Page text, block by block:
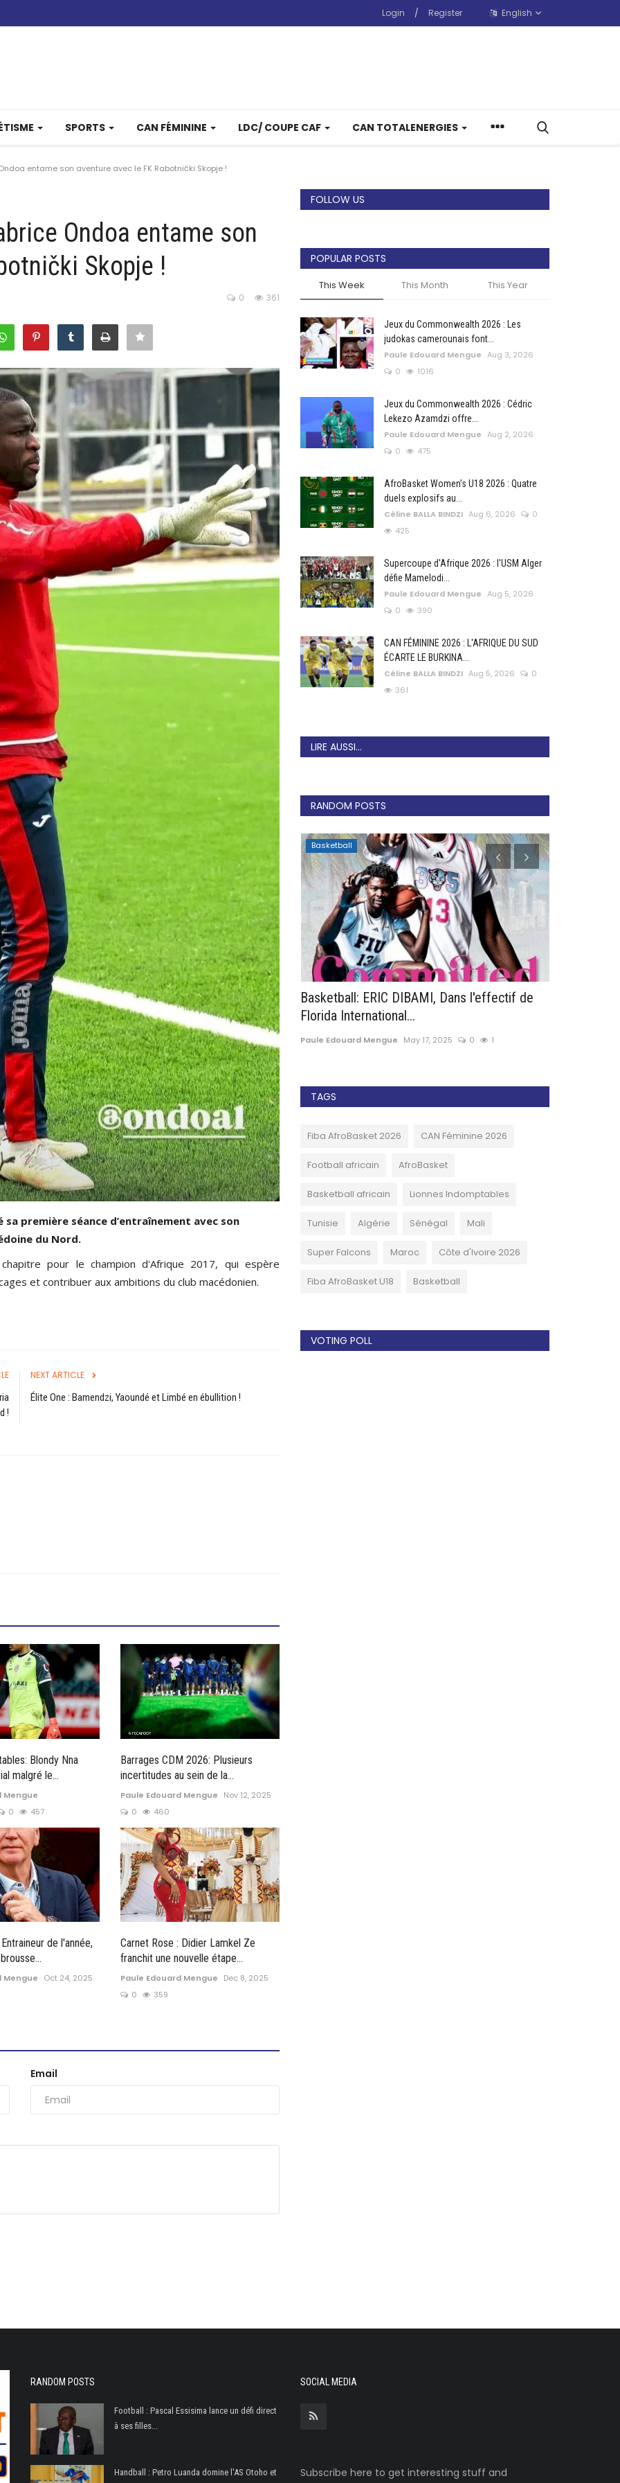
Login / Register English
SPORTS CAN FÉMININE LDC/ COUPE CAF CAN TOTALENERGIES
entame son aventure avec le FK Rabotnički Skopje !
Ondoa entame son
Skopje !
361
0
première séance d’entraînement avec son
du Nord.
pour le champion d'Afrique 2017, qui espère
et contribuer aux ambitions du club macédonien.
!
NEXT ARTICLE
Élite One : Bamendzi, Yaoundé et Limbé en ébullition !
Blondy Nna
malgré le...
Mengue
0 457
Barrages CDM 2026: Plusieurs
incertitudes au sein de la...
Paule Edouard Mengue
Nov 12, 2025
0
460
de l'année,
Mengue
Oct 24, 2025
Carnet Rose : Didier Lamkel Ze
franchit une nouvelle étape...
Paule Edouard Mengue
Dec 8, 2025
0
359
Email
FOLLOW US
POPULAR POSTS
This Week This Month This Year
Jeux du Commonwealth 2026 : Les
judokas camerounais font...
Paule Edouard Mengue Aug 3, 2026
0
1016
Jeux du Commonwealth 2026 : Cédric
Lekezo Azamdzi offre...
Paule Edouard Mengue Aug 2, 2026
0
475
AfroBasket Women’s U18 2026 : Quatre
duels explosifs au...
Céline BALLA BINDZI Aug 6, 2026
0
425
Supercoupe d'Afrique 2026 : l'USM Alger
défie Mamelodi...
Paule Edouard Mengue Aug 5, 2026
0
390
CAN FÉMININE 2026 : L'AFRIQUE DU SUD
ÉCARTE LE BURKINA...
Céline BALLA BINDZI Aug 5, 2026
0
361
LIRE AUSSI...
RANDOM POSTS
Easter Cup Patricia Berthelot : 12 académies
prêtes à enflammer...
Paule Edouard Mengue Mar 5, 2026 0 246
Basketball
Basketball: ERIC DIBAMI, Dans l'effectif de
Florida International...
Paule Edouard Mengue May 17, 2025 0 1
TAGS
Fiba AfroBasket 2026 CAN Féminine 2026
Football africain AfroBasket
Basketball africain Lionnes Indomptables
Tunisie Algérie Sénégal Mali
Super Falcons Maroc Côte d'Ivoire 2026
Fiba AfroBasket U18 Basketball
VOTING POLL
RANDOM POSTS
Football : Pascal Essisima lance un défi direct
à ses filles...
Handball : Petro Luanda domine l'AS Otoho et
SOCIAL MEDIA
Subscribe here to get interesting stuff and